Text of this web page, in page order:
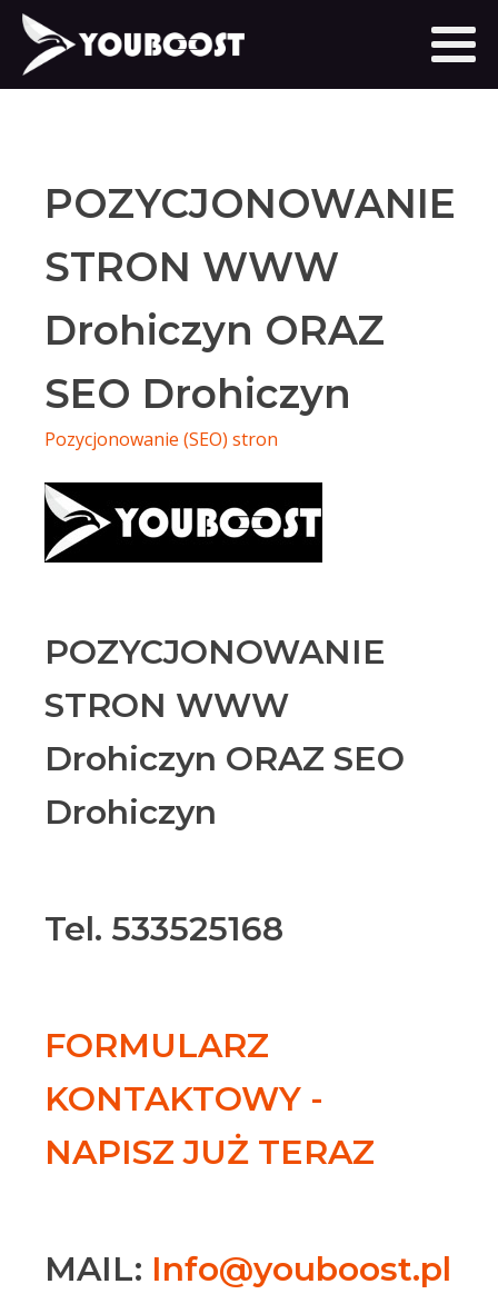
POZYCJONOWANIE
STRON WWW
Drohiczyn ORAZ
SEO Drohiczyn
Pozycjonowanie (SEO) stron
POZYCJONOWANIE
STRON WWW
Drohiczyn ORAZ SEO
Drohiczyn
Tel. 533525168
FORMULARZ
KONTAKTOWY -
NAPISZ JUŻ TERAZ
MAIL: Info@youboost.pl